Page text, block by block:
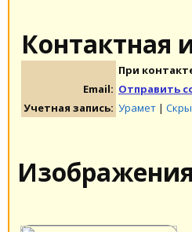
Контактная
При
Email: Отправить
Учетная запись: Урамет |